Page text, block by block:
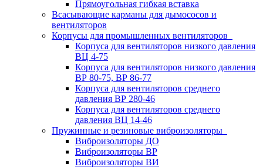
Прямоугольная гибкая вставка
Всасывающие карманы для дымососов и
вентиляторов
Корпусы для промышленных вентиляторов
Корпуса для вентиляторов низкого давления
ВЦ 4-75
Корпуса для вентиляторов низкого давления
ВР 80-75, ВР 86-77
Корпуса для вентиляторов среднего
давления ВР 280-46
Корпуса для вентиляторов среднего
давления ВЦ 14-46
Пружинные и резиновые виброизоляторы
Виброизоляторы ДО
Виброизоляторы ВР
Виброизоляторы ВИ